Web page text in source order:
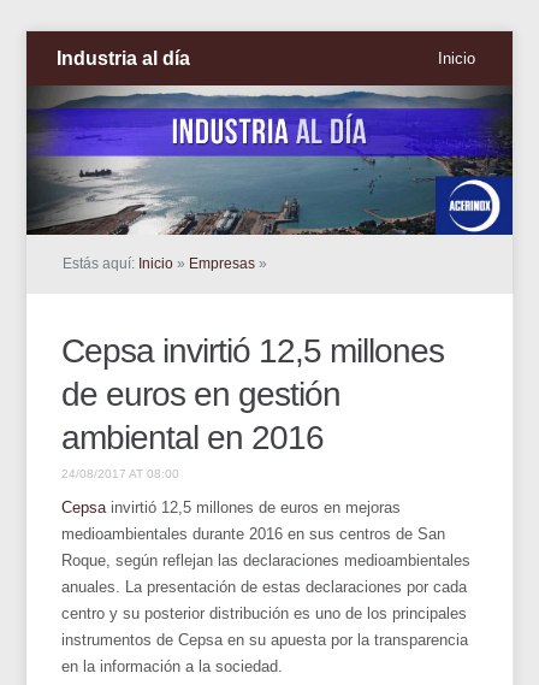
Industria al día Inicio
Estás aquí: Inicio » Empresas »
Cepsa invirtió 12,5 millones
de euros en gestión
ambiental en 2016
24/08/2017 AT 08:00
Cepsa invirtió 12,5 millones de euros en mejoras
medioambientales durante 2016 en sus centros de San
Roque, según reflejan las declaraciones medioambientales
anuales. La presentación de estas declaraciones por cada
centro y su posterior distribución es uno de los principales
instrumentos de Cepsa en su apuesta por la transparencia
en la información a la sociedad.